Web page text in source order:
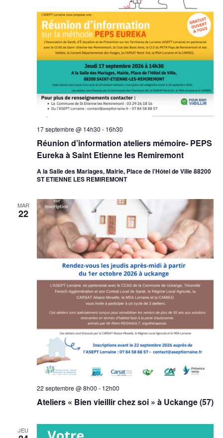
Réunion d’information ateliers mémoire- PEPS
Eureka à Saint Etienne les Remiremont
17 septembre @ 14h30 - 16h30
A la Salle des Mariages, Mairie, Place de l’Hôtel de Ville 88200
ST ETIENNE LES REMIREMONT
MAR
22
Ateliers « Bien vieillir chez soi » à Uckange (57)
22 septembre @ 8h00 - 12h00
JEU